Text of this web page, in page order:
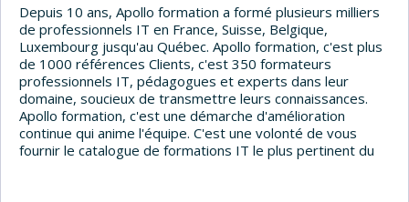
Depuis 10 ans, Apollo formation a formé plusieurs milliers
de professionnels IT en France, Suisse, Belgique,
Luxembourg jusqu'au Québec. Apollo formation, c'est plus
de 1000 références Clients, c'est 350 formateurs
professionnels IT, pédagogues et experts dans leur
domaine, soucieux de transmettre leurs connaissances.
Apollo formation, c'est une démarche d'amélioration
continue qui anime l'équipe. C'est une volonté de vous
fournir le catalogue de formations IT le plus pertinent du